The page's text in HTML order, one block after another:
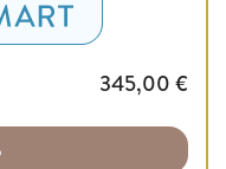
345,00 €